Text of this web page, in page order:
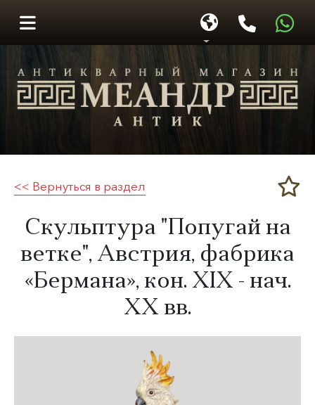
Меандр-Антик
<< Вернуться в раздел
Скульптура "Попугай на
ветке", Австрия, фабрика
«Бермана», кон. XIX - нач.
XX вв.